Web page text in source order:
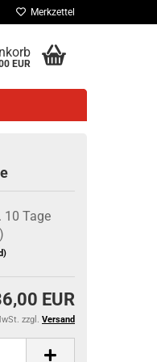
Merkzettel
EUR
10 Tage
EUR
zzgl. Versand